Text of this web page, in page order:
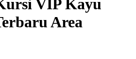
VIP Kayu
Area